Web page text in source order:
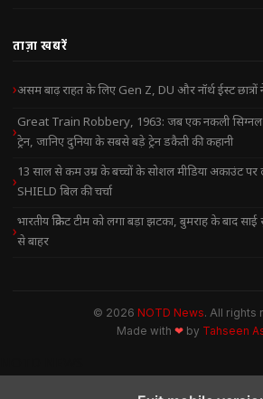
ताज़ा खबरें
असम बाढ़ राहत के लिए Gen Z, DU और नॉर्थ ईस्ट छात्रों
Great Train Robbery, 1963: जब एक नकली सिग्नल
ट्रेन, जानिए दुनिया के सबसे बड़े ट्रेन डकैती की कहानी
13 साल से कम उम्र के बच्चों के सोशल मीडिया अकाउंट
SHIELD बिल की चर्चा
भारतीय क्रिकेट टीम को लगा बड़ा झटका, बुमराह के बाद साई
से बाहर
© 2026 NOTD News. All rights
Made with ❤ by Tahseen